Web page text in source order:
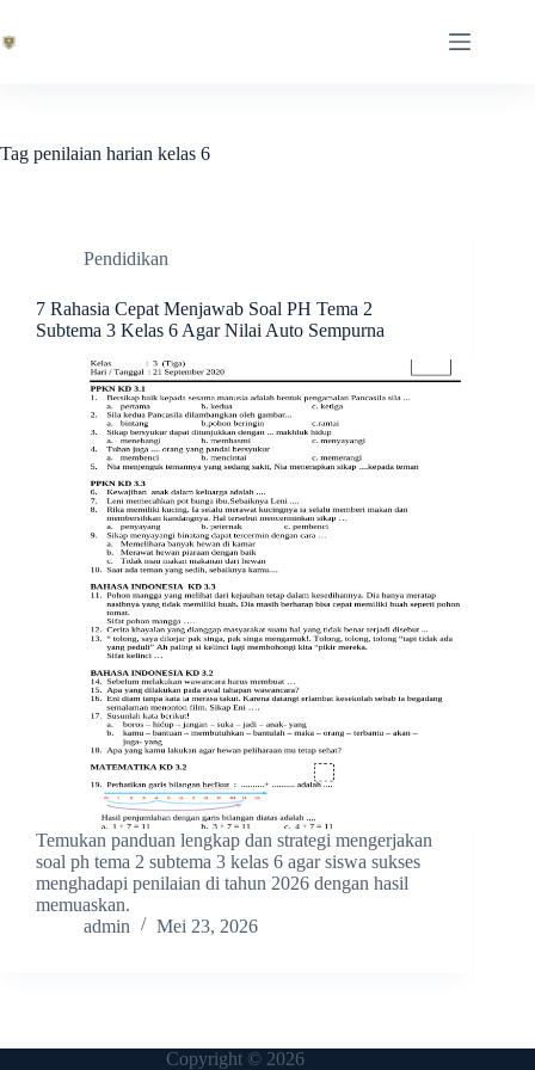
content
Tag penilaian harian kelas 6
Pendidikan
7 Rahasia Cepat Menjawab Soal PH Tema 2
Subtema 3 Kelas 6 Agar Nilai Auto Sempurna
Temukan panduan lengkap dan strategi mengerjakan
soal ph tema 2 subtema 3 kelas 6 agar siswa sukses
menghadapi penilaian di tahun 2026 dengan hasil
memuaskan.
admin
Mei 23, 2026
Copyright © 2026